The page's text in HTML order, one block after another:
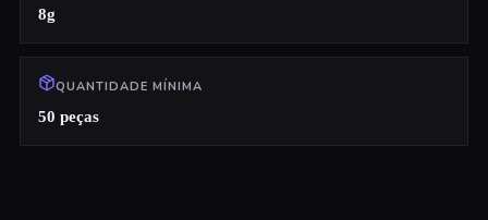
8g
QUANTIDADE MÍNIMA
50 peças